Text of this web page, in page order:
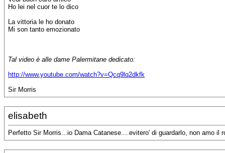
Ho lei nel cuor te lo dico
La vittoria le ho donato
Mi son tanto emozionato
Tal video è alle dame Palermitane dedicato:
http://www.youtube.com/watch?v=Qcq9lq2dkfk
Sir Morris
elisabeth
Perfetto Sir Morris...io Dama Catanese....evitero' di guardarlo, non amo il